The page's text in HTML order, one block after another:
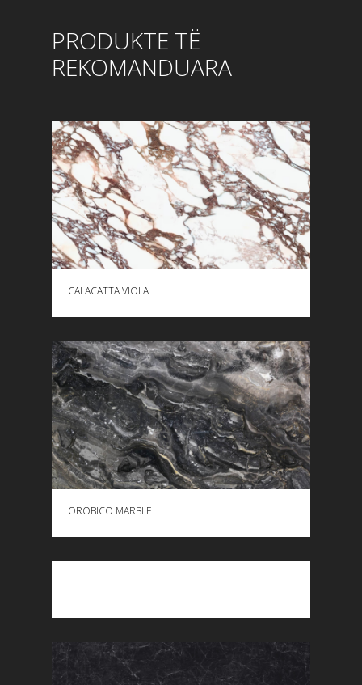
PRODUKTE TË
REKOMANDUARA
SHIKONI MË SHUMË
CALACATTA VIOLA
SHIKONI MË SHUMË
OROBICO MARBLE
SHIKONI